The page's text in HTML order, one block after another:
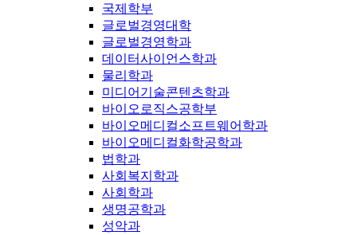
국제학부
글로벌경영대학
글로벌경영학과
데이터사이언스학과
물리학과
미디어기술콘텐츠학과
바이오로직스공학부
바이오메디컬소프트웨어학과
바이오메디컬화학공학과
법학과
사회복지학과
사회학과
생명공학과
성악과